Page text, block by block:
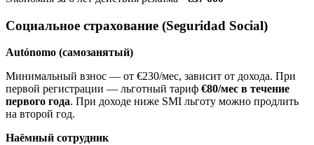
Социальное страхование (Seguridad Social)
Autónomo (самозанятый)
Минимальный взнос — от €230/мес, зависит от дохода. При
первой регистрации — льготный тариф €80/мес в течение
первого года. При доходе ниже SMI льготу можно продлить
на второй год.
Наёмный сотрудник